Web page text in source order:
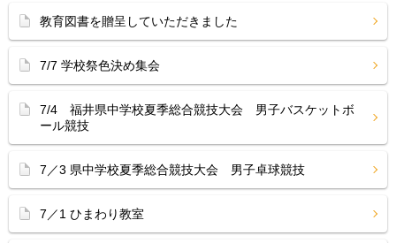
教育図書を贈呈していただきました
7/7 学校祭色決め集会
7/4 福井県中学校夏季総合競技大会 男子バスケットボ
ール競技
7／3 県中学校夏季総合競技大会 男子卓球競技
7／1 ひまわり教室